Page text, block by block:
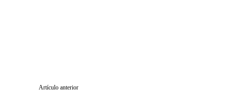
Artículo anterior